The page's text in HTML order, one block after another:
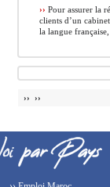
›› Pour assurer la
clients d’un
la langue
›› ››